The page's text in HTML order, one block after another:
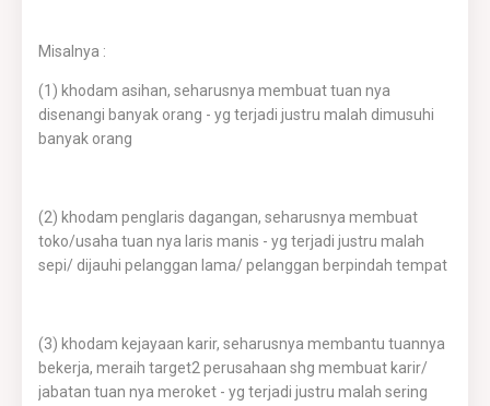
Misalnya :
(1) khodam asihan, seharusnya membuat tuan nya
disenangi banyak orang - yg terjadi justru malah dimusuhi
banyak orang
(2) khodam penglaris dagangan, seharusnya membuat
toko/usaha tuan nya laris manis - yg terjadi justru malah
sepi/ dijauhi pelanggan lama/ pelanggan berpindah tempat
(3) khodam kejayaan karir, seharusnya membantu tuannya
bekerja, meraih target2 perusahaan shg membuat karir/
jabatan tuan nya meroket - yg terjadi justru malah sering